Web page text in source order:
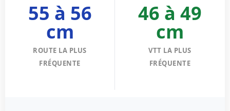
55 à 56
cm
ROUTE LA PLUS
FRÉQUENTE
46 à 49
cm
VTT LA PLUS
FRÉQUENTE